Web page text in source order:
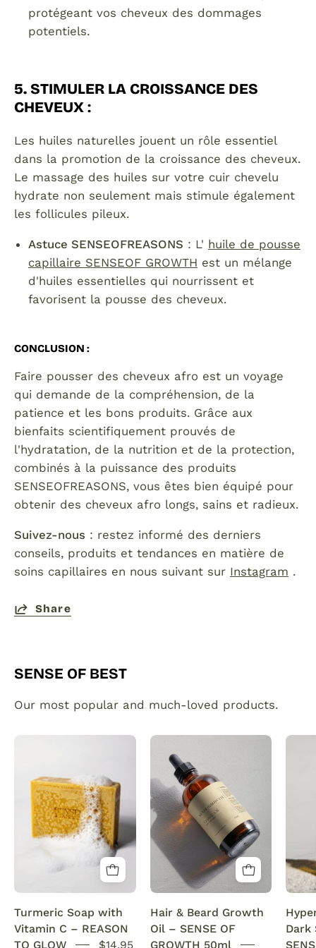
protégeant vos cheveux des dommages
potentiels.
5. STIMULER LA CROISSANCE DES
CHEVEUX:
Les huiles naturelles jouent un rôle essentiel
dans la promotion de la croissance des cheveux.
Le massage des huiles sur votre cuir chevelu
hydrate non seulement mais stimule également
les follicules pileux.
Astuce SENSEOFREASONS : L' huile de pousse
capillaire SENSEOF GROWTH est un mélange
d'huiles essentielles qui nourrissent et
favorisent la pousse des cheveux.
CONCLUSION :
Faire pousser des cheveux afro est un voyage
qui demande de la compréhension, de la
patience et les bons produits. Grâce aux
bienfaits scientifiquement prouvés de
l'hydratation, de la nutrition et de la protection,
combinés à la puissance des produits
SENSEOFREASONS, vous êtes bien équipé pour
obtenir des cheveux afro longs, sains et radieux.
Suivez-nous : restez informé des derniers
conseils, produits et tendances en matière de
soins capillaires en nous suivant sur Instagram .
Share
SENSE OF BEST
Our most popular and much-loved products.
Soap
Bar
with
Vitamin
Brightening
Acne
SENSEOFREASONS
Turmeric Soap with
Vitamin C – REASON
TO GLOW
$14.95
hair
and
beard
growth
serum
infused
with
oil.
This
Hair & Beard Growth
Oil – SENSE OF
GROWTH 50ml
Dark